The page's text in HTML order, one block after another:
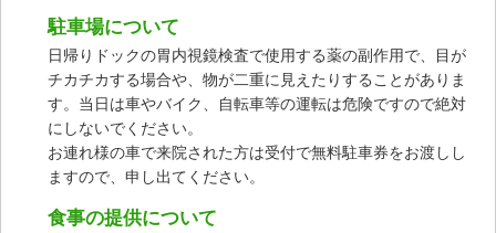
駐車場について
日帰りドックの胃内視鏡検査で使用する薬の副作用で、目が
チカチカする場合や、物が二重に見えたりすることがありま
す。当日は車やバイク、自転車等の運転は危険ですので絶対
にしないでください。
お連れ様の車で来院された方は受付で無料駐車券をお渡しし
ますので、申し出てください。
食事の提供について